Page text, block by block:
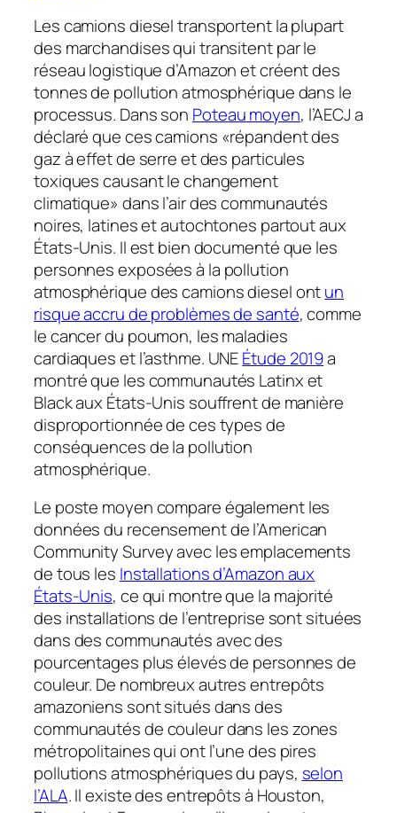
Les camions diesel transportent la plupart
des marchandises qui transitent par le
réseau logistique d’Amazon et créent des
tonnes de pollution atmosphérique dans le
processus. Dans son Poteau moyen, l’AECJ a
déclaré que ces camions «répandent des
gaz à effet de serre et des particules
toxiques causant le changement
climatique» dans l’air des communautés
noires, latines et autochtones partout aux
États-Unis. Il est bien documenté que les
personnes exposées à la pollution
atmosphérique des camions diesel ontun
risque accru de problèmes de santé, comme
le cancer du poumon, les maladies
cardiaques et l’asthme. UNEÉtude 2019a
montré que les communautés Latinx et
Black aux États-Unis souffrent de manière
disproportionnée de ces types de
conséquences de la pollution
atmosphérique.
Le poste moyen compare également les
données du recensement de l’American
Community Survey avec les emplacements
de tous les Installations d’Amazon aux
États-Unis, ce qui montre que la majorité
des installations de l’entreprise sont situées
dans des communautés avec des
pourcentages plus élevés de personnes de
couleur. De nombreux autres entrepôts
amazoniens sont situés dans des
communautés de couleur dans les zones
métropolitaines qui ont l’une des pires
pollutions atmosphériques du pays, selon
l’ALA. Il existe des entrepôts à Houston,